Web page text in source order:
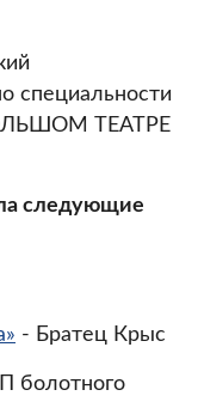
специальности
ТЕАТРЕ
следующие
- Братец Крыс
болотного